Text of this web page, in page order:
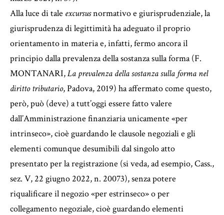
Alla luce di tale excursusnormativo e giurisprudenziale, la
giurisprudenza di legittimità ha adeguato il proprio
orientamento in materia e, infatti, fermo ancora il
principio dalla prevalenza della sostanza sulla forma (F.
MONTANARI,La prevalenza della sostanza sulla forma nel
diritto tributario, Padova, 2019) ha affermato come questo,
però, può (deve) a tutt’oggi essere fatto valere
dall’Amministrazione finanziaria unicamente «per
intrinseco», cioè guardando le clausole negoziali e gli
elementi comunque desumibili dal singolo atto
presentato per la registrazione (si veda, ad esempio, Cass.,
sez. V, 22 giugno 2022, n. 20073), senza potere
riqualificare il negozio «per estrinseco» o per
collegamento negoziale, cioè guardando elementi